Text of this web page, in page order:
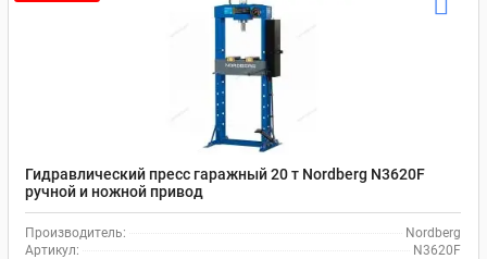
Гидравлический пресс гаражный 20 т Nordberg N3620F
ручной и ножной привод
Производитель:
Nordberg
Артикул:
N3620F